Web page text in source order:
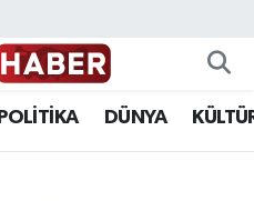
POLİTİKA DÜNYA